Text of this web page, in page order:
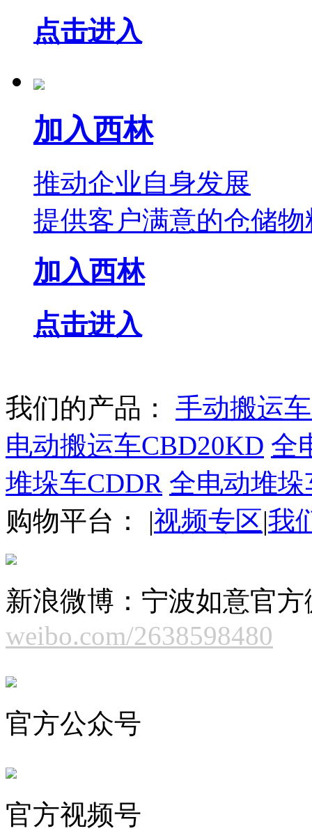
点击进入
加入西林
推动企业自身发展
提供客户满意的仓储
加入西林
点击进入
我们的产品：
手动搬运
电动搬运车CBD20KD 全
堆垛车CDDR 全电动堆
购物平台：
|视频专区|我
新浪微博：宁波如意官方
weibo.com/2638598480
官方公众号
官方视频号